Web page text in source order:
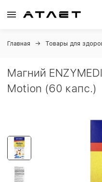
Главная Товары для
Магний
Motion (60 капс.)